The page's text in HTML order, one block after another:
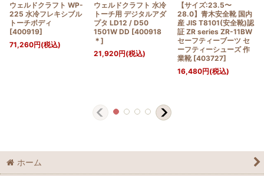
ウェルドクラフト WP-
225 水冷フレキシブル
トーチボディ
[400919]
71,260円(税込)
ウェルドクラフト 水冷
トーチ用 デジタルアダ
プタ LD12 / D50
1501W DD [400918
＊ ]
21,920円(税込)
【サイズ:23.5〜
28.0】青木安全靴 国内
産 JIS T8101(安全靴)認
証 ZR series ZR-11BW
セーフティーブーツ セ
ーフティーシューズ 作
業靴 [403727]
16,480円(税込)
ホーム